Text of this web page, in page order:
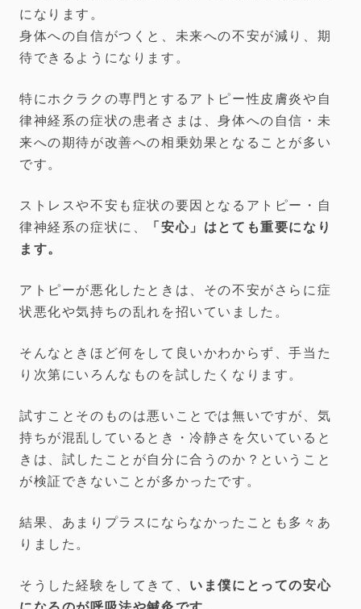
になります。
身体への自信がつくと、未来への不安が減り、期
待できるようになります。
特にホクラクの専門とするアトピー性皮膚炎や自
律神経系の症状の患者さまは、身体への自信・未
来への期待が改善への相乗効果となることが多い
です。
ストレスや不安も症状の要因となるアトピー・自
律神経系の症状に、
「安心」はとても重要になり
ます。
アトピーが悪化したときは、その不安がさらに症
状悪化や気持ちの乱れを招いていました。
そんなときほど何をして良いかわからず、手当た
り次第にいろんなものを試したくなります。
試すことそのものは悪いことでは無いですが、気
持ちが混乱しているとき・冷静さを欠いていると
きは、試したことが自分に合うのか？ということ
が検証できないことが多かったです。
結果、あまりプラスにならなかったことも多々あ
りました。
そうした経験をしてきて、 いま僕にとっての安心